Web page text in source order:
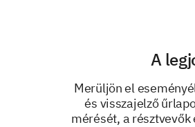
A
Merüljön el
és visszajelző
mérését, a